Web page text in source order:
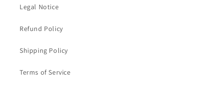
Legal Notice
Refund Policy
Shipping Policy
Terms of Service